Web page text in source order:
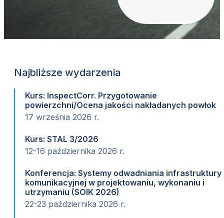
Najbliższe wydarzenia
Kurs: InspectCorr. Przygotowanie
powierzchni/Ocena jakości nakładanych powłok
17 września 2026 r.
Kurs: STAL 3/2026
12-16 października 2026 r.
Konferencja: Systemy odwadniania infrastruktury
komunikacyjnej w projektowaniu, wykonaniu i
utrzymaniu (SOIK 2026)
22-23 października 2026 r.